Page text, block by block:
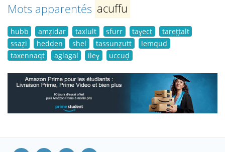
Mots apparentés acuffu
hubb amẓidar taxlult sfurr taɣect
tareṭṭalt
ssaẓi
hedden shel tassunẓutt
lemqud
taxennaqt
aglagal ileɣ uccuḍ